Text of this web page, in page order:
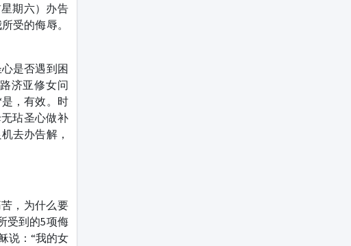
期六）办告
受的侮辱。
是否遇到困
济亚修女问
，有效。时
玷圣心做补
去办告解，
，为什么要
受到的5项侮
说：“我的女